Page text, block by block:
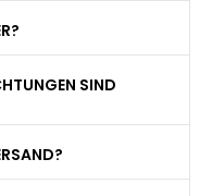
SIND